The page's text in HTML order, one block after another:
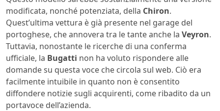
modificata, nonché potenziata, della Chiron.
Quest’ultima vettura è già presente nel garage del
portoghese, che annovera tra le tante anche la Veyron.
Tuttavia, nonostante le ricerche di una conferma
ufficiale, la Bugatti non ha voluto rispondere alle
domande su questa voce che circola sul web. Ciò era
facilmente intuibile in quanto non è consentito
diffondere notizie sugli acquirenti, come ribadito da un
portavoce dell’azienda.